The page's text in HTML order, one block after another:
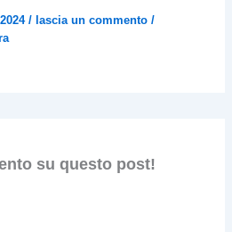
/lascia un commento /
su questo post!